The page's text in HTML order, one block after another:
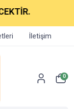
İletişim
0